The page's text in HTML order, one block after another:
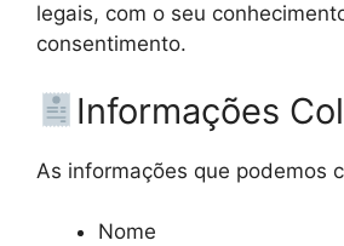
legais, com o seu
consentimento.
Informações
As informações que podemos
Nome